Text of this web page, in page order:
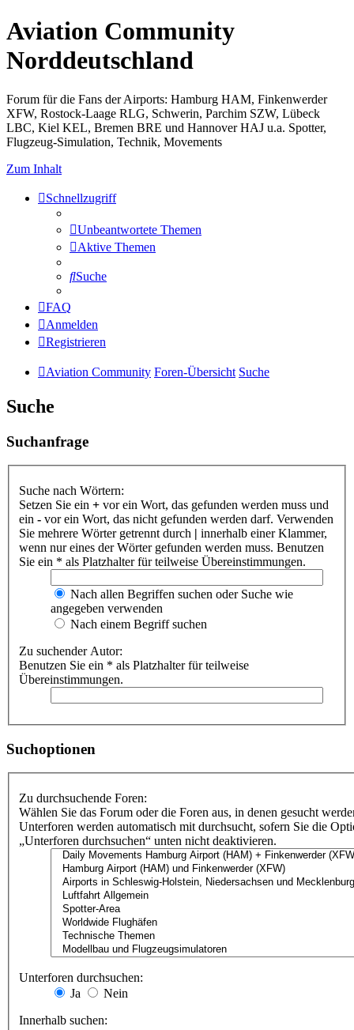
Aviation Community
Norddeutschland
Forum für die Fans der Airports: Hamburg HAM, Finkenwerder
XFW, Rostock-Laage RLG, Schwerin, Parchim SZW, Lübeck
LBC, Kiel KEL, Bremen BRE und Hannover HAJ u.a. Spotter,
Flugzeug-Simulation, Technik, Movements
Zum Inhalt
Schnellzugriff
Unbeantwortete Themen
Aktive Themen
Suche
FAQ
Anmelden
Registrieren
Aviation Community Foren-Übersicht Suche
Suche
Suchanfrage
Suche nach Wörtern:
Setzen Sie ein + vor ein Wort, das gefunden werden muss und
ein - vor ein Wort, das nicht gefunden werden darf. Verwenden
Sie mehrere Wörter getrennt durch | innerhalb einer Klammer,
wenn nur eines der Wörter gefunden werden muss. Benutzen
Sie ein * als Platzhalter für teilweise Übereinstimmungen.
Nach allen Begriffen suchen oder Suche wie
angegeben verwenden
Nach einem Begriff suchen
Zu suchender Autor:
Benutzen Sie ein * als Platzhalter für teilweise
Übereinstimmungen.
Suchoptionen
Zu durchsuchende Foren:
Wählen Sie das Forum oder die Foren aus, in denen gesucht
Unterforen werden automatisch mit durchsucht, sofern Sie die
„Unterforen durchsuchen“ unten nicht deaktivieren.
Unterforen durchsuchen:
Ja
Nein
Innerhalb suchen: